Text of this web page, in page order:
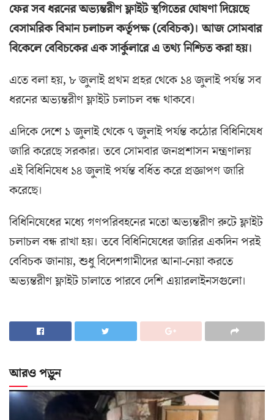
ফের সব ধরনের অভ্যন্তরীণ ফ্লাইট স্থগিতের ঘোষণা দিয়েছে
বেসামরিক বিমান চলাচল কর্তৃপক্ষ (বেবিচক)। আজ সোমবার
বিকেলে বেবিচকের এক সার্কুলারে এ তথ্য নিশ্চিত করা হয়।
এতে বলা হয়, ৮ জুলাই প্রথম প্রহর থেকে ১৪ জুলাই পর্যন্ত সব
ধরনের অভ্যন্তরীণ ফ্লাইট চলাচল বন্ধ থাকবে।
এদিকে দেশে ১ জুলাই থেকে ৭ জুলাই পর্যন্ত কঠোর বিধিনিষেধ
জারি করেছে সরকার। তবে সোমবার জনপ্রশাসন মন্ত্রণালয়
এই বিধিনিষেধ ১৪ জুলাই পর্যন্ত বর্ধিত করে প্রজ্ঞাপণ জারি
করেছে।
বিধিনিষেধের মধ্যে গণপরিবহনের মতো অভ্যন্তরীণ রুটে ফ্লাইট
চলাচল বন্ধ রাখা হয়। তবে বিধিনিষেধের জারির একদিন পরই
বেবিচক জানায়, শুধু বিদেশগামীদের আনা-নেয়া করতে
অভ্যন্তরীণ ফ্লাইট চালাতে পারবে দেশি এয়ারলাইনসগুলো।
আরও পড়ুন